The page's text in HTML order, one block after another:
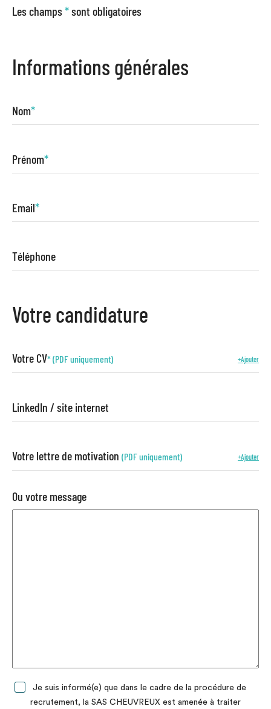
Les champs*sont obligatoires
Informations générales
Nom*
Prénom*
Email*
Téléphone
Votre candidature
Votre CV* (PDF uniquement) +Ajouter
LinkedIn / site internet
Votre lettre de motivation (PDF uniquement) +Ajouter
Ou votre message
Je suis informé(e) que dans le cadre de la procédure de
recrutement, la SAS CHEUVREUX est amenée à traiter